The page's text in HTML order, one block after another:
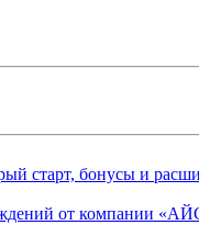
старт, бонусы и
от компании